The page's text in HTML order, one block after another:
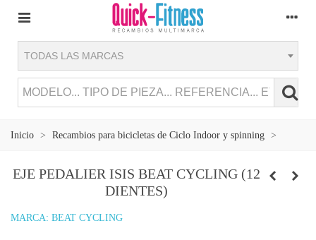
TODAS LAS MARCAS
Inicio > Recambios para bicicletas de Ciclo Indoor y spinning >
EJE PEDALIER ISIS BEAT CYCLING (12
DIENTES)
MARCA: BEAT CYCLING